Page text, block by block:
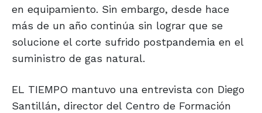
en equipamiento. Sin embargo, desde hace
más de un año continúa sin lograr que se
solucione el corte sufrido postpandemia en el
suministro de gas natural.
EL TIEMPO mantuvo una entrevista con Diego
Santillán, director del Centro de Formación